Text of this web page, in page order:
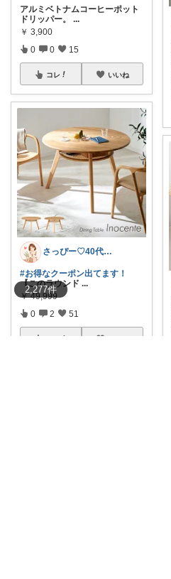
2,277件
アルミベトナムコーヒーポット
ドリッパー。 ...
￥ 3,900
0 0 15
コレ いいね
さっぴー♡40代主婦・楽天おすすめ品紹介
#お得なクーポン出てます！
【このラウンド ...
￥ 49,999
0 2 51